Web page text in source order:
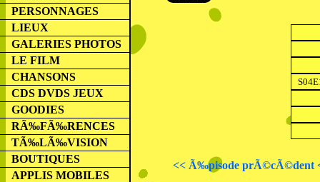
PERSONNAGES
LIEUX
GALERIES PHOTOS
LE FILM
CHANSONS
CDS DVDS JEUX
GOODIES
RÃ‰FÃ‰RENCES
TÃ‰LÃ‰VISION
BOUTIQUES
APPLIS MOBILES
<< Ã‰pisode prÃ©cÃ©dent